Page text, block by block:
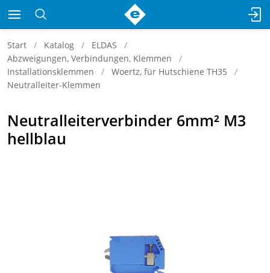
Start Katalog
ELDAS
Abzweigungen, Verbindungen, Klemmen
Installationsklemmen
Woertz, für Hutschiene TH35
Neutralleiter-Klemmen
Neutralleiterverbinder 6mm² M3
hellblau